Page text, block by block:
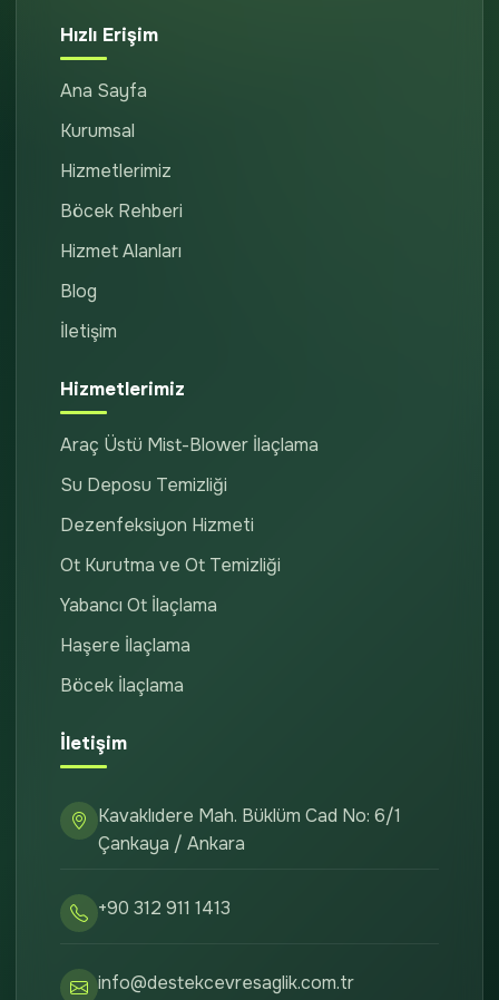
Hızlı Erişim
Ana Sayfa
Kurumsal
Hizmetlerimiz
Böcek Rehberi
Hizmet Alanları
Blog
İletişim
Hizmetlerimiz
Araç Üstü Mist-Blower İlaçlama
Su Deposu Temizliği
Dezenfeksiyon Hizmeti
Ot Kurutma ve Ot Temizliği
Yabancı Ot İlaçlama
Haşere İlaçlama
Böcek İlaçlama
İletişim
Kavaklıdere Mah. Büklüm Cad No: 6/1
Çankaya / Ankara
+90 312 911 1413
info@destekcevresaglik.com.tr